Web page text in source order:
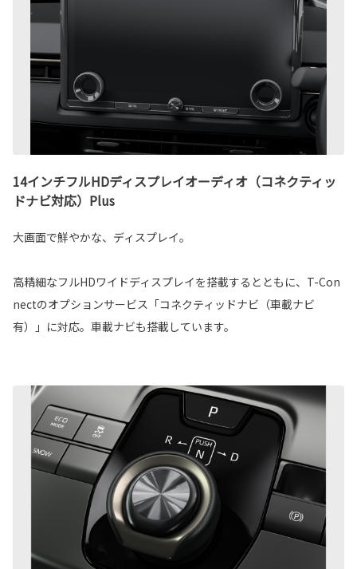
14インチフルHDディスプレイオーディオ（コネクティッ
ドナビ対応）Plus
大画面で鮮やかな、ディスプレイ。
高精細なフルHDワイドディスプレイを搭載するとともに、T-Con
nectのオプションサービス「コネクティッドナビ（車載ナビ
有）」に対応。車載ナビも搭載しています。